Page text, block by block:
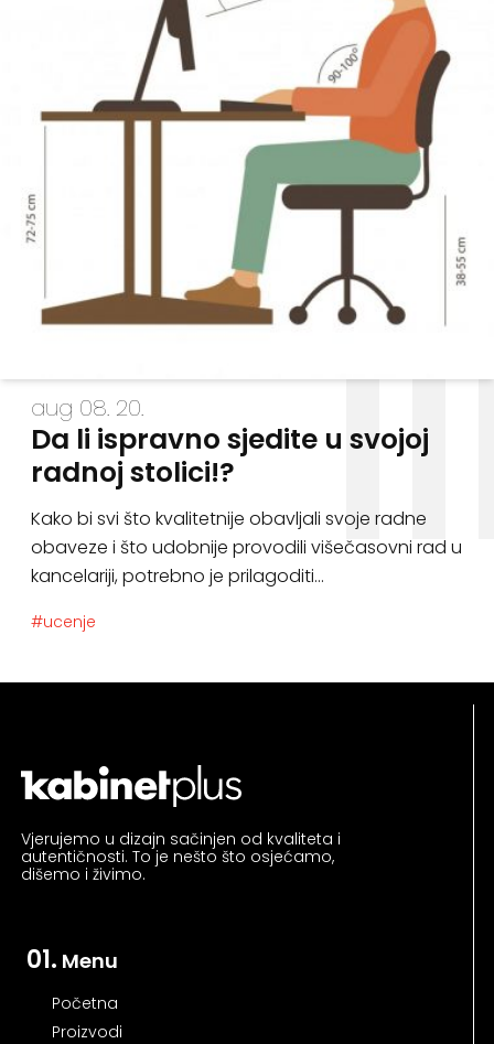
aug 08. 20.
Da li ispravno sjedite u svojoj
radnoj stolici!?
Kako bi svi što kvalitetnije obavljali svoje radne
obaveze i što udobnije provodili višečasovni rad u
kancelariji, potrebno je prilagoditi...
#ucenje
Vjerujemo u dizajn sačinjen od kvaliteta i
autentičnosti. To je nešto što osjećamo,
dišemo i živimo.
01. Menu
Početna
Proizvodi